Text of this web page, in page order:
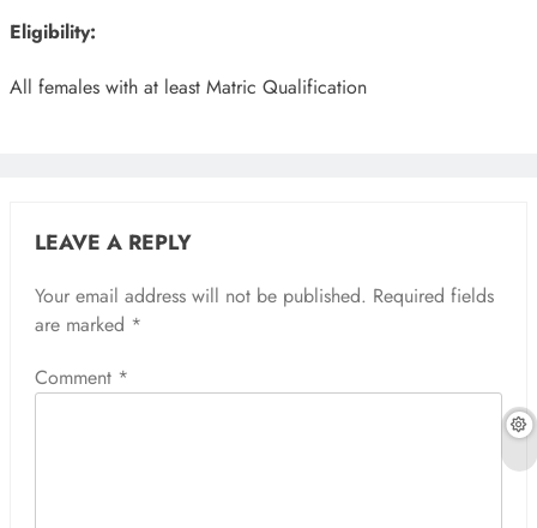
Eligibility:
All females with at least Matric Qualification
LEAVE A REPLY
Your email address will not be published. Required fields
are marked *
Comment *